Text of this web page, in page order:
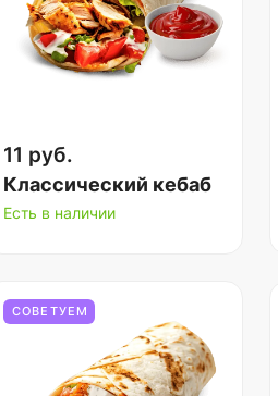
11 руб.
Классический кебаб
Есть в наличии
СОВЕТУЕМ